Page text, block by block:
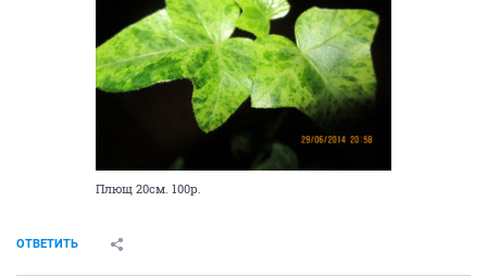
Плющ 20см. 100р.
ОТВЕТИТЬ